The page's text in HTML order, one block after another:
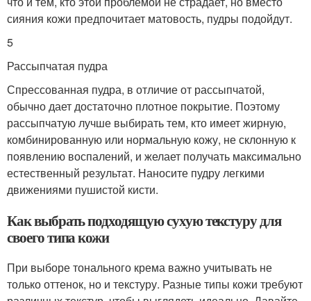
сияния кожи предпочитает матовость, пудры подойдут.
5
Рассыпчатая пудра
Спрессованная пудра, в отличие от рассыпчатой,
обычно дает достаточно плотное покрытие. Поэтому
рассыпчатую лучше выбирать тем, кто имеет жирную,
комбинированную или нормальную кожу, не склонную к
появлению воспалений, и желает получать максимально
естественный результат. Наносите пудру легкими
движениями пушистой кисти.
Как выбрать подходящую сухую текстуру для
своего типа кожи
При выборе тонального крема важно учитывать не
только оттенок, но и текстуру. Разные типы кожи требуют